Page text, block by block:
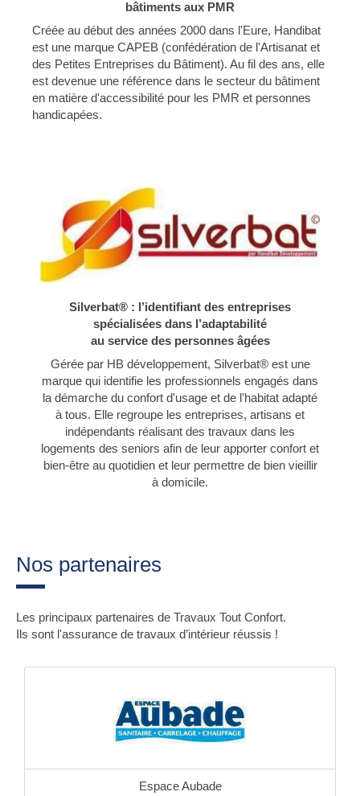
bâtiments aux PMR
Créée au début des années 2000 dans l'Eure, Handibat
est une marque CAPEB (confédération de l'Artisanat et
des Petites Entreprises du Bâtiment). Au fil des ans, elle
est devenue une référence dans le secteur du bâtiment
en matière d'accessibilité pour les PMR et personnes
handicapées.
Silverbat® : l’identifiant des entreprises
spécialisées dans l’adaptabilité
au service des personnes âgées
Gérée par HB développement, Silverbat® est une
marque qui identifie les professionnels engagés dans
la démarche du confort d'usage et de l'habitat adapté
à tous. Elle regroupe les entreprises, artisans et
indépendants réalisant des travaux dans les
logements des seniors afin de leur apporter confort et
bien-être au quotidien et leur permettre de bien vieillir
à domicile.
Nos partenaires
Les principaux partenaires de Travaux Tout Confort.
Ils sont l'assurance de travaux d’intérieur réussis !
Espace Aubade